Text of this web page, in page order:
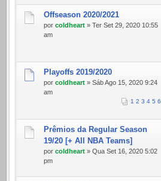
Offseason 2020/2021
por coldheart » Ter Set 29, 2020 10:55
am
Playoffs 2019/2020
por coldheart » Sáb Ago 15, 2020 9:24
am
1 2 3 4 5 6
Prêmios da Regular Season
19/20 [+ All NBA Teams]
por coldheart » Qua Set 16, 2020 5:02
pm